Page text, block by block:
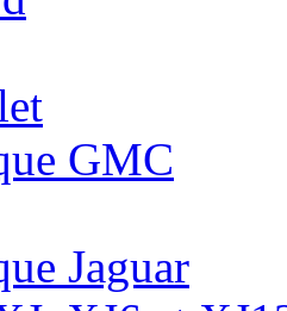
GMC
Jaguar